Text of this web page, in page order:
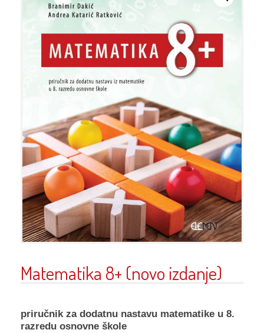
Matematika 8+ (novo izdanje)
priručnik za dodatnu nastavu matematike u 8.
razredu osnovne škole